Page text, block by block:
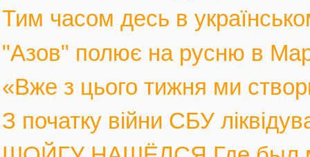
Тим часом десь в
"Азов" полює на русню в
«Вже з цього тижня ми
З початку війни СБУ